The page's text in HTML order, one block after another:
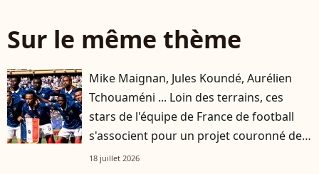
Sur le même thème
Mike Maignan, Jules Koundé, Aurélien
Tchouaméni ... Loin des terrains, ces
stars de l'équipe de France de football
s'associent pour un projet couronné de
succès
18 juillet 2026